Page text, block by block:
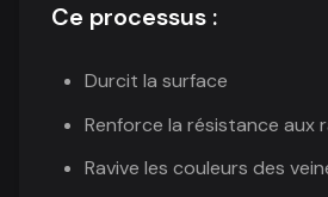
Ce processus :
Durcit la surface
Renforce la résistance aux
Ravive les couleurs des